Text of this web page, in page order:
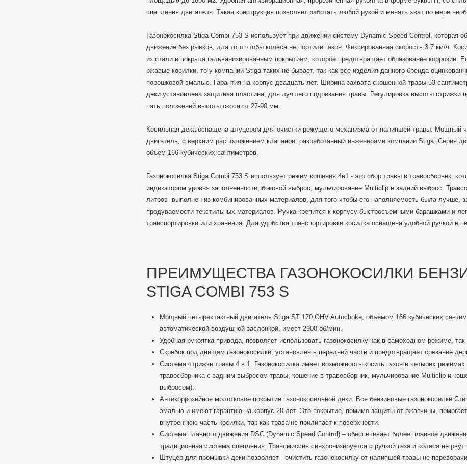
сцепления двигателя. Такая конструкция позволяет работать любой рукой и менять хват по мере
Газонокосилка Stiga Combi 753 S использует при движении систему Dynamic Speed Control, которая
движение без рывков, для того чтобы колеса не портили газон. Фиксированная скорость 3.7 км/ч.
из стали и покрыта гальванизированным покрытием, которое предотвращает образование коррозии.
ржавые косилки, то у компании Stiga таких не бывает, так как все изделия данного бренда
порошковой эмалью. Гарантия на корпус двадцать лет. Ширина захвата скошенной травы 53
деки установлена защитная пластина, для лучшего подрезания травы. Регулировка высоты стрижки
пять положений высоты скоса от 27-90 мм.
Косильная дека оснащена штуцером для очистки режущего механизма от налипшей травы. Мощный
двигатель, с верхним расположением клапанов, разработанный инженерами компании Stiga. Серия
объем 166 кубических сантиметров.
Газонокосилка Stiga Combi 753 S использует режим кошения 4в1 - это сбор травы в травосборник,
индикатором уровня заполненности, боковой выброс, мульчирование Multiclip и задний выброс.
литров выполнен из комбинированных материалов, для того чтобы его наполняемость была лучше,
продуваемости текстильных материалов. Ручка крепится к корпусу быстросъемными барашками и
транспортировки или хранения. Для удобства транспортировки косилка оснащена удобной ручкой в
ПРЕИМУЩЕСТВА ГАЗОНОКОСИЛКИ
STIGA COMBI 753 S
Мощный четырехтактный двигатель Stiga ST 170 OHV Autochoke, объемом 166 кубических
автоматической воздушной заслонкой, имеет 2900 об/мин.
Удобная рукоятка привода, позволяет использовать газонокосилку как в самоходном режиме,
Скребок под днищем газонокосилки, установлен в передней части и предотвращает срезание
Система стрижки травы 4 в 1. Газонокосилка имеет возможность косить газон в четырех
травосборника с задним выбросом травы, кошение в травосборник, мульчирование Multiclip и
выбросом).
Антикоррозийное молотковое покрытие газонокосильной деки. Все бензиновые газонокосилки
эмалью и имеют гарантию на корпус 20 лет. Это покрытие, помимо защиты от ржавчины,
внутреннюю часть косилки, так как трава не прилипает к поверхности.
Система плавного движения DSC (Dynamic Speed Control) – обеспечивает более плавное
традиционная система сцепления. Трансмиссия синхронизируется с ручкой газа и колеса не рвут
Штуцер для промывки деки позволяет - очистить газонокосилку от налипшей травы не